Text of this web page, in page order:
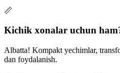
📏
Kichik xonalar uchun
Albatta! Kompakt yechimlar,
dan foydalanish.